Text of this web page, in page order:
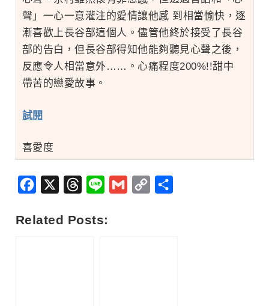
聲」一心一意灌注的愛情讓他感 到相當愉快，逐
漸喜歡上長谷部這個人。儘管他終於接受了長谷
部的告白，但長谷部得知他能夠聽見心聲之後，
反應令人相當意外……。心痛程度200%!!甜中
帶苦的戀愛故事。
試閱
喜愛度
Facebook Threads
Line Gmail Copy
Related Posts: